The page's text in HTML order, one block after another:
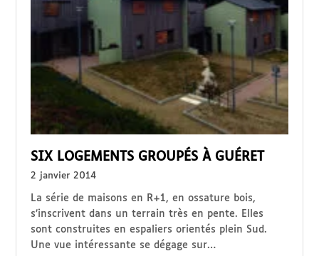
SIX LOGEMENTS GROUPÉS À GUÉRET
2 janvier 2014
La série de maisons en R+1, en ossature bois,
s’inscrivent dans un terrain très en pente. Elles
sont construites en espaliers orientés plein Sud.
Une vue intéressante se dégage sur…